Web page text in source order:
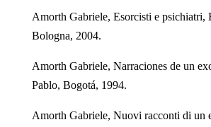
Amorth Gabriele, Esorcisti e psichiatri,
Bologna, 2004.
Amorth Gabriele, Narraciones de un
Pablo, Bogotá, 1994.
Amorth Gabriele, Nuovi racconti di un